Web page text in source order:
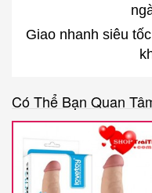
Giao nhanh siêu
Có Thể Bạn Quan